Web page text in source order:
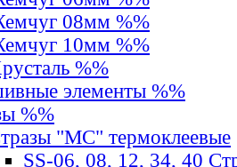
08мм %%
10мм %%
%%
элементы %%
%%
"MС" термоклеевые
SS-06, 08, 12, 34, 40